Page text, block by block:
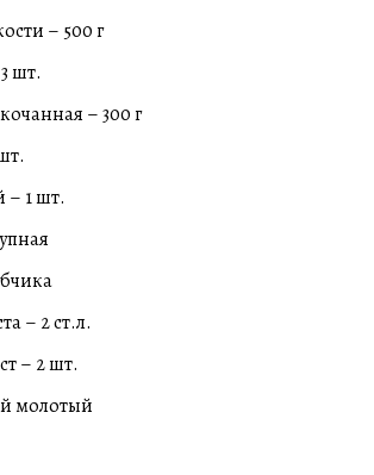
– 500 г
шт.
– 300 г
– 1 шт.
– 2 ст.л.
– 2 шт.
молотый